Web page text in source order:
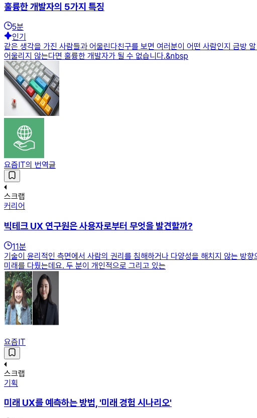
훌륭한 개발자의 5가지 특징
5분
인기
같은 생각을 가진 사람들과 어울린다친구를 보면 여러분이 어떤 사람인지 금방
어울리지 않는다면 훌륭한 개발자가 될 수 없습니다.&nbsp
요즘IT의 번역글
스크랩
커리어
빅테크 UX 연구원은 사용자로부터 무엇을 발견할까?
11분
기술이 윤리적인 측면에서 사람의 권리를 침해하거나 다양성을 해치지 않는 방
미래를 다뤘는데요. 두 분이 개인적으로 그리고 있는
요즘IT
스크랩
기획
미래 UX를 예측하는 방법, '미래 경험 시나리오'